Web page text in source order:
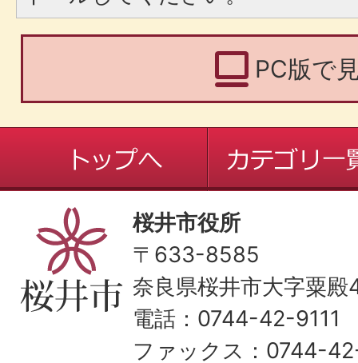
PC版で
桜井市役所
〒633-8585
奈良県桜井市大字粟
電話：0744-42-9111
ファックス：0744-